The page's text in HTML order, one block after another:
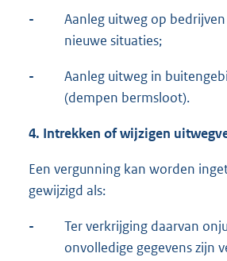
-
Aanleg uitweg op
nieuwe situaties;
-
Aanleg uitweg in
(dempen bermsloot).
4. Intrekken of wijzigen
Een vergunning kan worden
gewijzigd als:
-
Ter verkrijging daarvan
onvolledige gegevens zijn